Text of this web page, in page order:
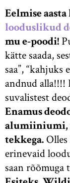
Eelmise
looduslikud
mu e-poodi!
kätte saada,
saa”, “kahjuks
andnud alla!!!!
suvalistest
Enamus
alumiiniumi,
tekkega.
erinevaid
saan